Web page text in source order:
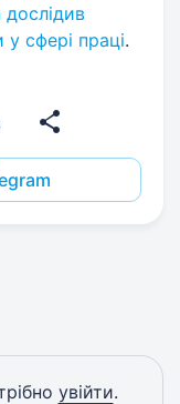
дослідив
сфері праці.
увійти.